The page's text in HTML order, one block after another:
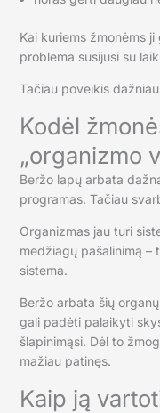
Kai kuriems žmonėms
problema susijusi su
Tačiau poveikis
Kodėl
„organizmo
Beržo lapų arbata
programas. Tačiau
Organizmas jau turi
medžiagų pašalinimą –
sistema.
Beržo arbata šių
gali padėti palaikyti
šlapinimąsi. Dėl to
mažiau patinęs.
Kaip ją